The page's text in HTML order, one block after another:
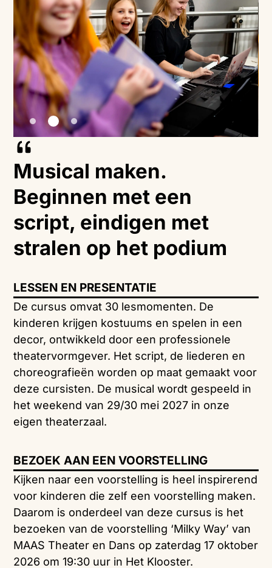
Musical maken.
Beginnen met een
script, eindigen met
stralen op het podium
LESSEN EN PRESENTATIE
De cursus omvat 30 lesmomenten. De
kinderen krijgen kostuums en spelen in een
decor, ontwikkeld door een professionele
theatervormgever. Het script, de liederen en
choreografieën worden op maat gemaakt voor
deze cursisten. De musical wordt gespeeld in
het weekend van 29/30 mei 2027 in onze
eigen theaterzaal.
BEZOEK AAN EEN VOORSTELLING
Kijken naar een voorstelling is heel inspirerend
voor kinderen die zelf een voorstelling maken.
Daarom is onderdeel van deze cursus is het
bezoeken van de voorstelling ‘Milky Way’ van
MAAS Theater en Dans op zaterdag 17 oktober
2026 om 19:30 uur in Het Klooster.